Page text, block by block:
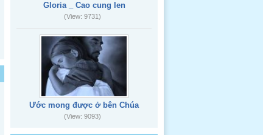
Gloria _ Cao cung len
(View: 9731)
Ước mong được ở bên Chúa
(View: 9093)